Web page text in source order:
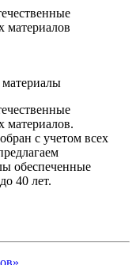
материалов
материалов.
с учетом всех
обеспеченные
40 лет.